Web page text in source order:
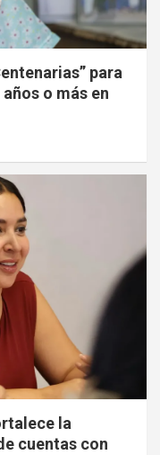
para
o más en
la
cuentas con